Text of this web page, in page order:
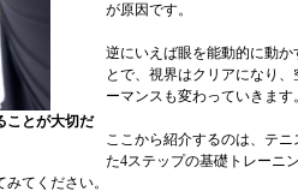
ことが大切だ
が原因です。
逆にいえば眼を能動的に動か
とで、視界はクリアになり
ーマンスも変わっていきます。
ここから紹介するのは、テ
た4ステップの基礎トレーニ
てください。